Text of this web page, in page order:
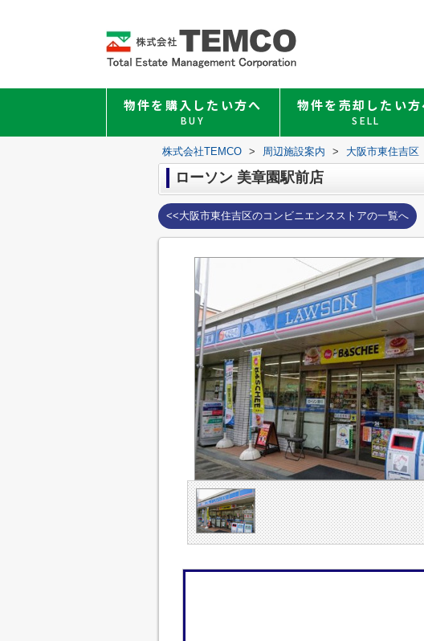
物件を購入したい方へ
BUY
物件を売却したい方
SELL
株式会社TEMCO > 周辺施設案内 > 大阪市東住吉区
ローソン 美章園駅前店
<<大阪市東住吉区のコンビニエンスストアの一覧へ